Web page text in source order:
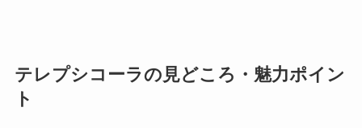
テレプシコーラの見どころ・魅力ポイン
ト